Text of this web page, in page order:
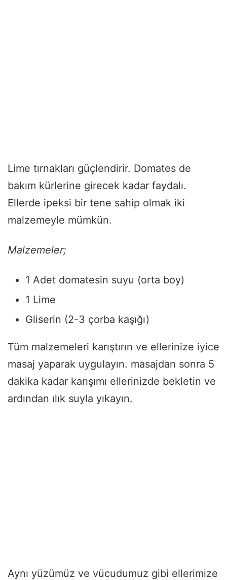
Lime tırnakları güçlendirir. Domates de
bakım kürlerine girecek kadar faydalı.
Ellerde ipeksi bir tene sahip olmak iki
malzemeyle mümkün.
Malzemeler;
1 Adet domatesin suyu (orta boy)
1 Lime
Gliserin (2-3 çorba kaşığı)
Tüm malzemeleri karıştırın ve ellerinize iyice
masaj yaparak uygulayın. masajdan sonra 5
dakika kadar karışımı ellerinizde bekletin ve
ardından ılık suyla yıkayın.
Aynı yüzümüz ve vücudumuz gibi ellerimize